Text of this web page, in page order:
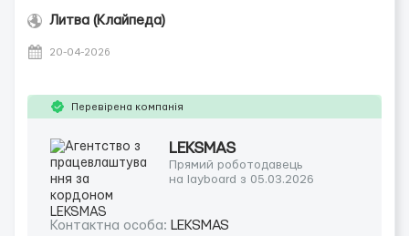
Литва (Клайпеда)
20-04-2026
Перевірена компанія
LEKSMAS
Прямий роботодавець
на layboard з 05.03.2026
Контактна особа: LEKSMAS